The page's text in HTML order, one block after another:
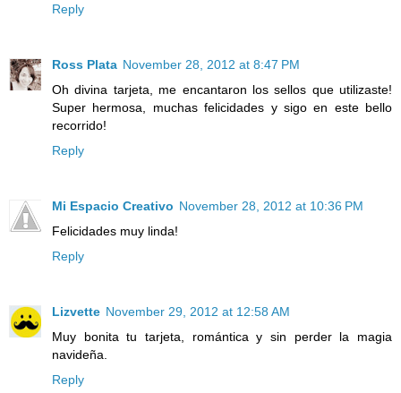
Reply
Ross Plata November 28, 2012 at 8:47 PM
Oh divina tarjeta, me encantaron los sellos que utilizaste!
Super hermosa, muchas felicidades y sigo en este bello
recorrido!
Reply
Mi Espacio Creativo November 28, 2012 at 10:36 PM
Felicidades muy linda!
Reply
Lizvette November 29, 2012 at 12:58 AM
Muy bonita tu tarjeta, romántica y sin perder la magia
navideña.
Reply